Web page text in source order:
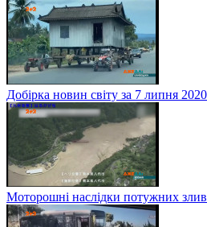
Добірка новин світу за 7 липня
Моторошні наслідки потужних